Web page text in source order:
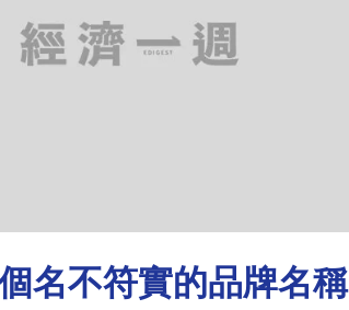
名不符實的品牌名稱